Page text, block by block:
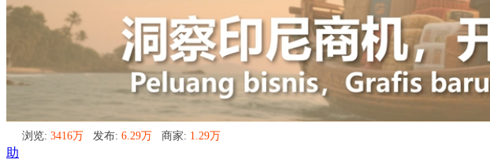
浏览: 3416万 发布: 6.29万 商家: 1.29万
助